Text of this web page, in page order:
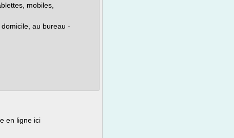
mobiles,
au bureau -
en ligne ici